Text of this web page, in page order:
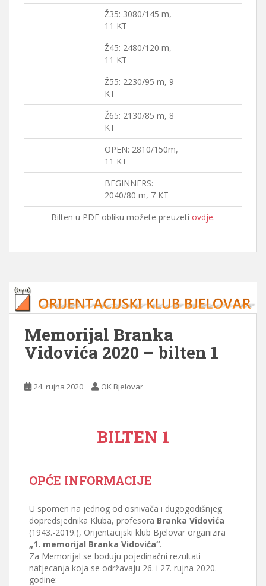
Ž35: 3080/145 m,
11 KT
Ž45: 2480/120 m,
11 KT
Ž55: 2230/95 m, 9
KT
Ž65: 2130/85 m, 8
KT
OPEN: 2810/150m,
11 KT
BEGINNERS:
2040/80 m, 7 KT
Bilten u PDF obliku možete preuzeti ovdje.
Memorijal Branka
Vidovića 2020 – bilten 1
24. rujna 2020 OK Bjelovar
BILTEN 1
OPĆE INFORMACIJE
U spomen na jednog od osnivača i dugogodišnjeg
dopredsjednika Kluba, profesora Branka Vidovića
(1943.-2019.), Orijentacijski klub Bjelovar organizira
„1. memorijal Branka Vidovića“.
Za Memorijal se boduju pojedinačni rezultati
natjecanja koja se održavaju 26. i 27. rujna 2020.
godine: